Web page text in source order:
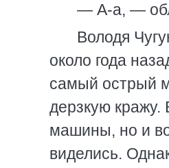
— А-а, —
Володя
около года
самый острый
дерзкую кражу.
машины, но и
виделись.